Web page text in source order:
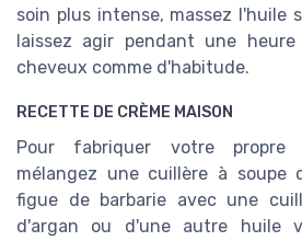
soin plus intense, massez l'huile
laissez agir pendant une
cheveux comme d'habitude.
RECETTE DE CRÈME MAISON
Pour fabriquer votre propre
mélangez une cuillère à soupe
figue de barbarie avec une
d'argan ou d'une autre huile